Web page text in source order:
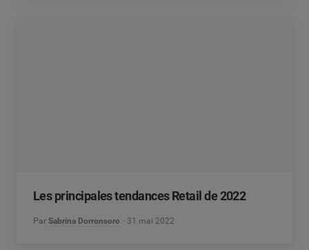
Les principales tendances Retail de 2022
Par Sabrina Dorronsoro 31 mai 2022